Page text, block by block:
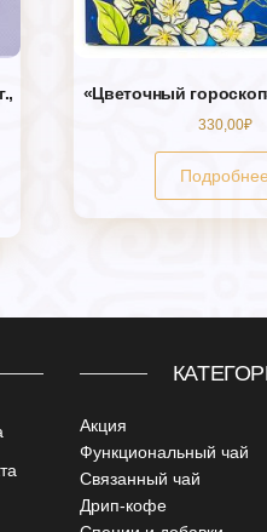
«Цветочный
330,00₽
Подробнее
Акция
Функциональный чай
Связанный чай
Дрип-кофе